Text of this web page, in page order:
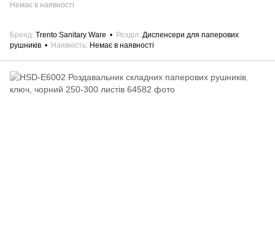
Немає в наявності
Бренд Trento Sanitary Ware Розділ Диспенсери для паперових
рушників
Наявність Немає в наявності